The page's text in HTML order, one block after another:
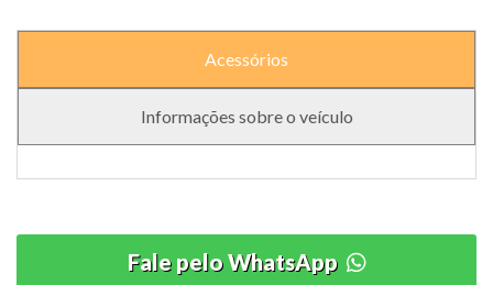
Acessórios
Informações sobre o veículo
Fale pelo WhatsApp